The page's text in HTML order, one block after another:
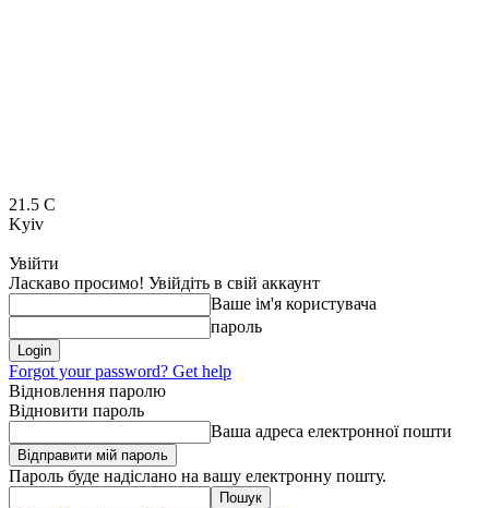
21.5 C
Kyiv
Увійти
Ласкаво просимо! Увійдіть в свій аккаунт
Ваше ім'я користувача
пароль
Forgot your password? Get help
Відновлення паролю
Відновити пароль
Ваша адреса електронної пошти
Пароль буде надіслано на вашу електронну пошту.